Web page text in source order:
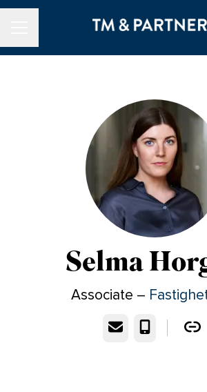
Selma
Associate –
E-post Telefon